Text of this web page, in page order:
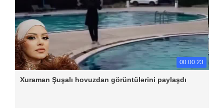
00:00:23
Xuraman Şuşalı hovuzdan görüntülərini paylaşdı